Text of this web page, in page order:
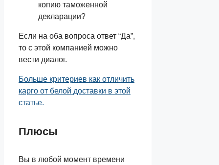
копию таможенной
декларации?
Если на оба вопроса ответ “Да”,
то с этой компанией можно
вести диалог.
Больше критериев как отличить
карго от белой доставки в этой
статье.
Плюсы
Вы в любой момент времени